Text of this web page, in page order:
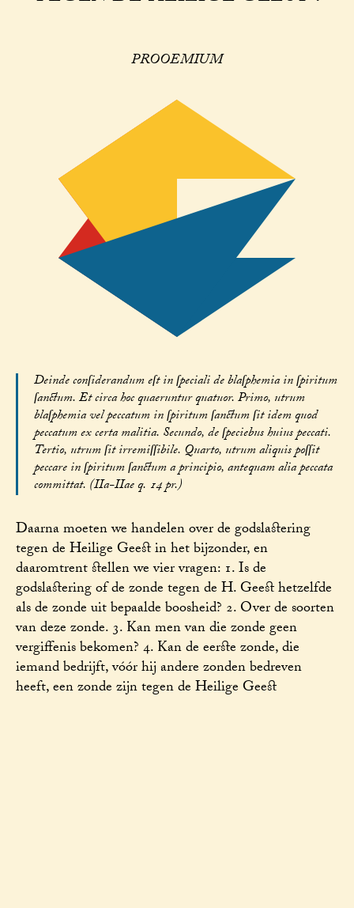
PROOEMIUM
Deinde conſiderandum eſt in ſpeciali de blaſphemia in ſpiritum
ſanctum. Et circa hoc quaeruntur quatuor. Primo, utrum
blaſphemia vel peccatum in ſpiritum ſanctum ſit idem quod
peccatum ex certa malitia. Secundo, de ſpeciebus huius peccati.
Tertio, utrum ſit irremiſſibile. Quarto, utrum aliquis poſſit
peccare in ſpiritum ſanctum a principio, antequam alia peccata
committat. (IIa-IIae q. 14 pr.)
Daarna moeten we handelen over de godslastering
tegen de Heilige Geest in het bijzonder, en
daaromtrent stellen we vier vragen: 1. Is de
godslastering of de zonde tegen de H. Geest hetzelfde
als de zonde uit bepaalde boosheid? 2. Over de soorten
van deze zonde. 3. Kan men van die zonde geen
vergiffenis bekomen? 4. Kan de eerste zonde, die
iemand bedrijft, vóór hij andere zonden bedreven
heeft, een zonde zijn tegen de Heilige Geest